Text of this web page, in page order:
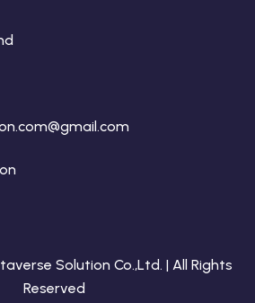
Solution Co.,Ltd. | All Rights
Reserved